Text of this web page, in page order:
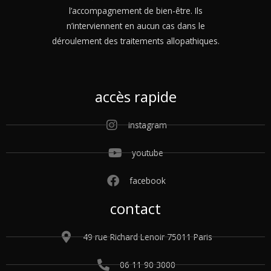
l’accompagnement de bien-être. Ils
n’interviennent en aucun cas dans le
déroulement des traitements allopathiques.
accès rapide
instagram
youtube
facebook
contact
49 rue Richard Lenoir 75011 Paris
06 11 90 3000